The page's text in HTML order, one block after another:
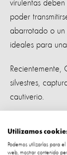
virulentas
poder
abarrotado o un
ideales para
Recientemente,
silvestres,
cautiverio.
Este es un
todavía falta
utilizados para
Utilizamos
Podemos utilizarlas para
web, mostrar contenido